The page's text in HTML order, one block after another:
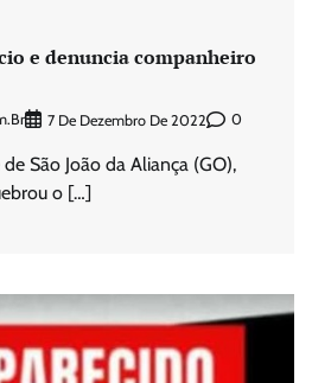
e denuncia companheiro
7 De Dezembro De 2022 0
São João da Aliança (GO),
o […]